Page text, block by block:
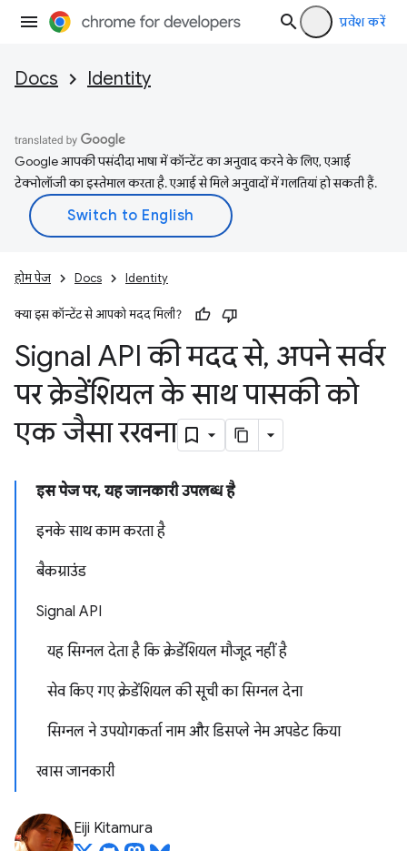
प्रवेश करें
Docs Identity
Google आपकी पसंदीदा भाषा में कॉन्टेंट का अनुवाद करने के लिए, एआई
टेक्नोलॉजी का इस्तेमाल करता है. एआई से मिले अनुवादों में गलतियां हो सकती हैं.
होम पेज Docs Identity
क्या इस कॉन्टेंट से आपको मदद मिली?
Signal API की मदद से, अपने सर्वर
पर क्रेडेंशियल के साथ पासकी को
एक जैसा रखना
इस पेज पर, यह जानकारी उपलब्ध है
इनके साथ काम करता है
बैकग्राउंड
Signal API
यह सिग्नल देता है कि क्रेडेंशियल मौजूद नहीं है
सेव किए गए क्रेडेंशियल की सूची का सिग्नल देना
सिग्नल ने उपयोगकर्ता नाम और डिसप्ले नेम अपडेट किया
खास जानकारी
Eiji Kitamura